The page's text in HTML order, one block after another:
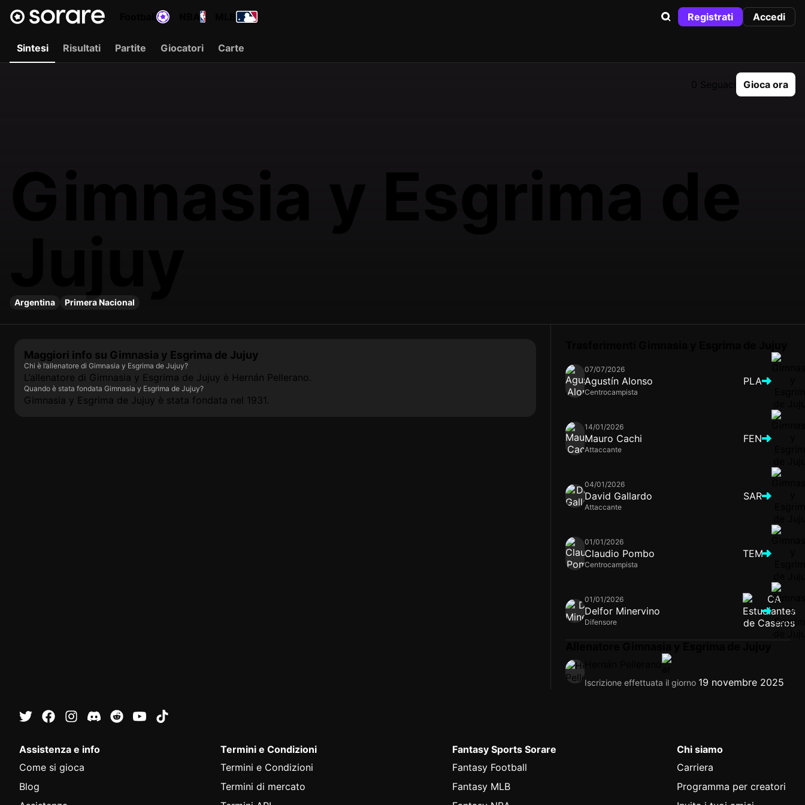
Registrati Accedi
Sintesi Risultati Partite Giocatori Carte
0 Seguaci Gioca ora
Argentina Primera Nacional
Maggiori info su Gimnasia y Esgrima de Jujuy
Chi è l’allenatore di Gimnasia y Esgrima de Jujuy?
L’allenatore di Gimnasia y Esgrima de Jujuy è Hernán Pellerano.
Quando è stata fondata Gimnasia y Esgrima de Jujuy?
Gimnasia y Esgrima de Jujuy è stata fondata nel 1931.
07/07/2026
Agustín Alonso
Centrocampista
PLA
14/01/2026
Mauro Cachi
Attaccante
FEN
04/01/2026
David Gallardo
Attaccante
SAR
01/01/2026
Claudio Pombo
Centrocampista
TEM
01/01/2026
Delfor Minervino
Difensore
Iscrizione effettuata il giorno 19 novembre 2025
Assistenza e info
Come si gioca
Blog
Termini e Condizioni
Termini e Condizioni
Termini di mercato
Fantasy Sports Sorare
Fantasy Football
Fantasy MLB
Chi siamo
Carriera
Programma per creatori